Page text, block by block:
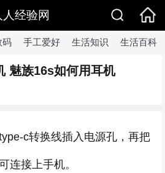
人经验网
码 手工爱好 生活知识 生活百科
魅族16s如何用耳机
c转换线插入电源孔，再把
连接上手机。